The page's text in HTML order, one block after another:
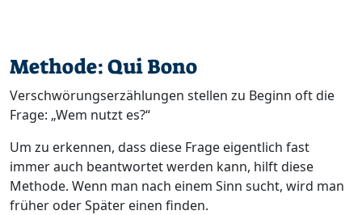
Methode: Qui Bono
Verschwörungserzählungen stellen zu Beginn oft die
Frage: „Wem nutzt es?“
Um zu erkennen, dass diese Frage eigentlich fast
immer auch beantwortet werden kann, hilft diese
Methode. Wenn man nach einem Sinn sucht, wird man
früher oder Später einen finden.